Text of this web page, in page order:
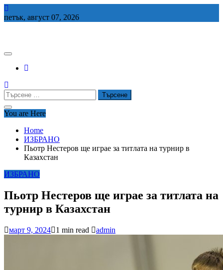
Skip
to
петък, август 07, 2026
Търсене
за:
You are Here
Home
ИЗБРАНО
Пьотр Нестеров ще играе за титлата на турнир в
Казахстан
ИЗБРАНО
Пьотр Нестеров ще играе за титлата на
турнир в Казахстан
март 9, 2024 1 min read admin